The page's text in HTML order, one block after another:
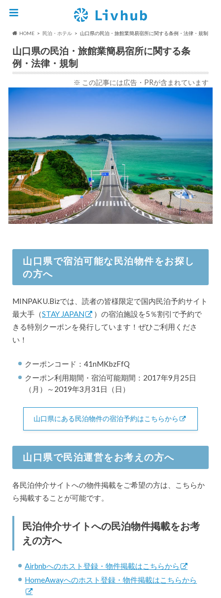
HOME 民泊・ホテル 山口県の民泊・旅館業簡易宿所に関する条例・法律・規制
山口県の民泊・旅館業簡易宿所に関する条
例・法律・規制
※ この記事には広告・PRが含まれています
山口県で宿泊可能な民泊物件をお探し
の方へ
MINPAKU.Bizでは、読者の皆様限定で国内民泊予約サイト
最大手（STAY JAPAN
）の宿泊施設を5％割引で予約で
きる特別クーポンを発行しています！ぜひご利用くださ
い！
クーポンコード：41nMKbzFfQ
クーポン利用期間・宿泊可能期間：2017年9月25日
（月）～2019年3月31日（日）
山口県にある民泊物件の宿泊予約はこちらから
山口県で民泊運営をお考えの方へ
各民泊仲介サイトへの物件掲載をご希望の方は、こちらか
ら掲載することが可能です。
民泊仲介サイトへの民泊物件掲載をお考
えの方へ
Airbnbへのホスト登録・物件掲載はこちらから
HomeAwayへのホスト登録・物件掲載はこちらから